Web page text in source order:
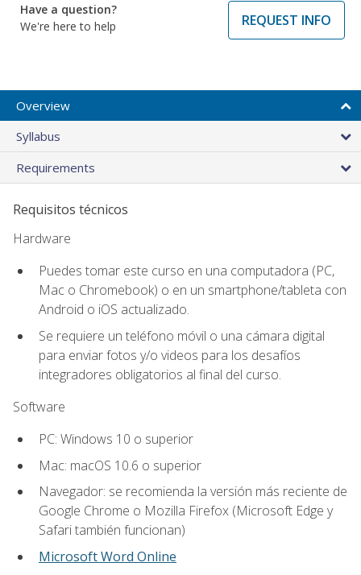
Have a question?
We're here to help
REQUEST INFO
Overview
Syllabus
Requirements
Requisitos técnicos
Hardware
Puedes tomar este curso en una computadora (PC,
Mac o Chromebook) o en un smartphone/tableta con
Android o iOS actualizado.
Se requiere un teléfono móvil o una cámara digital
para enviar fotos y/o videos para los desafíos
integradores obligatorios al final del curso.
Software
PC: Windows 10 o superior
Mac: macOS 10.6 o superior
Navegador: se recomienda la versión más reciente de
Google Chrome o Mozilla Firefox (Microsoft Edge y
Safari también funcionan)
Microsoft Word Online